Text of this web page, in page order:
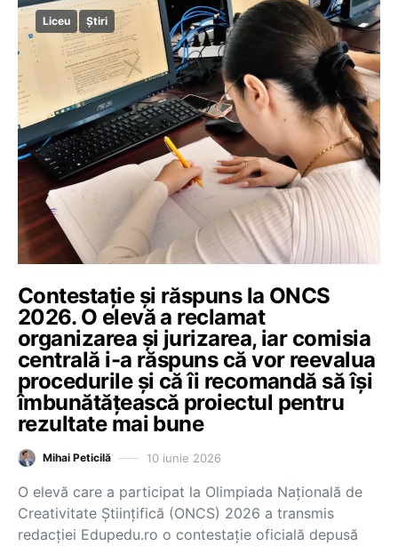
Liceu Știri
Contestație și răspuns la ONCS
2026. O elevă a reclamat
organizarea și jurizarea, iar comisia
centrală i-a răspuns că vor reevalua
procedurile și că îi recomandă să își
îmbunătățească proiectul pentru
rezultate mai bune
Mihai Peticilă 10 iunie 2026
O elevă care a participat la Olimpiada Națională de
Creativitate Științifică (ONCS) 2026 a transmis
redacției Edupedu.ro o contestație oficială depusă